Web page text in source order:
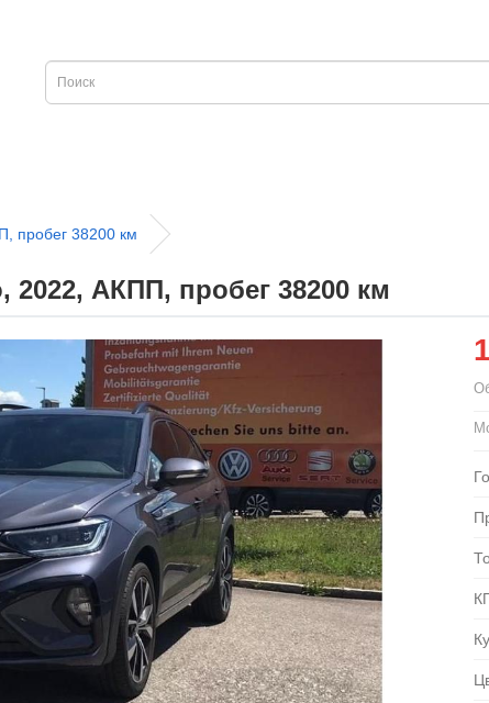
пробег 38200 км
АКПП, пробег 38200 км